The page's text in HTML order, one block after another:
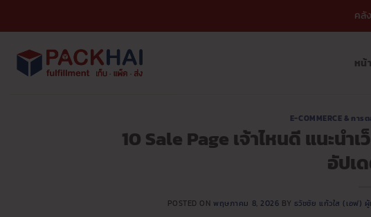
เนื้อหา
คลั
หน้
E-COMMERCE & กา
10 Sale Page เจ้าไหนดี แนะนำ
อัปเ
POSTED ON พฤษภาคม 8, 2026 BY ธวัชชัย แก้วใส (เอฟ)